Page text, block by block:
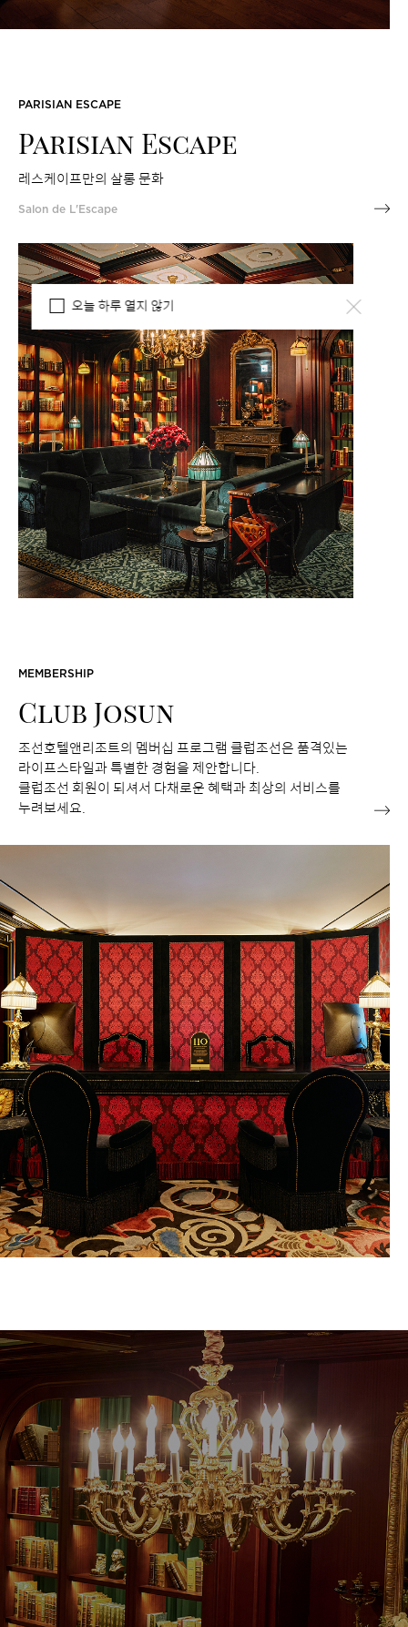
오늘 하루 열지 않기
PARISIAN ESCAPE
Parisian Escape
레스케이프만의 살롱 문화
Salon de L'Escape
MEMBERSHIP
Club Josun
조선호텔앤리조트의 멤버십 프로그램 클럽조선은 품격있는
라이프스타일과 특별한 경험을 제안합니다.
클럽조선 회원이 되셔서 다채로운 혜택과 최상의 서비스를
누려보세요.